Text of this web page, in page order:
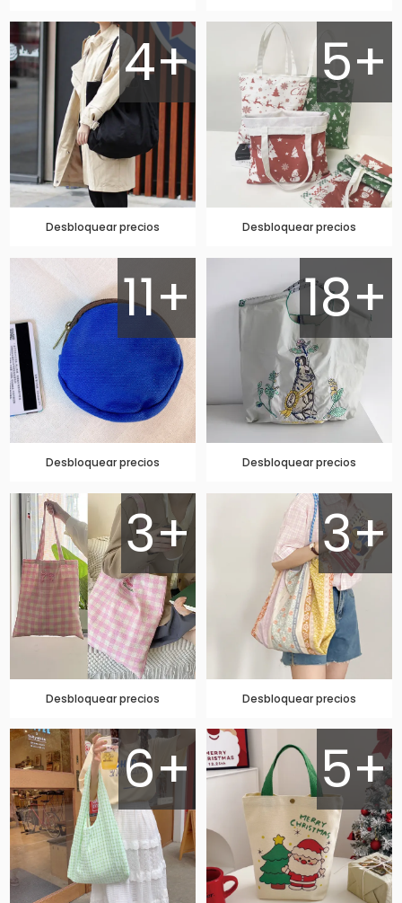
4+
Desbloquear precios
5+
Desbloquear precios
11+
Desbloquear precios
18+
Desbloquear precios
3+
Desbloquear precios
3+
Desbloquear precios
6+ 5+